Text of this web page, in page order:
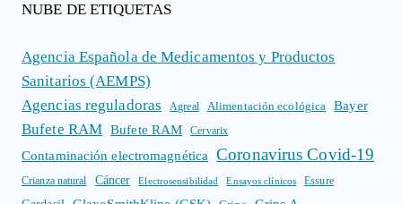
NUBE DE ETIQUETAS
Agencia Española de Medicamentos y Productos
Sanitarios (AEMPS)
Agencias reguladoras
Agreal Alimentación ecológica Bayer
Bufete RAM Bufete RAM Cervarix
Contaminación electromagnética Coronavirus Covid-19
Crianza natural Cáncer Electrosensibilidad Ensayos clínicos Essure